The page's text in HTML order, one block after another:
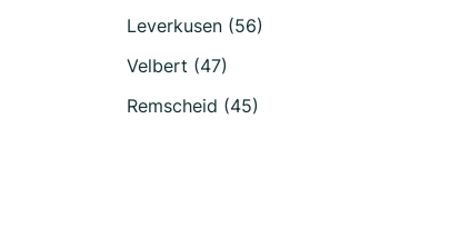
Leverkusen (56)
Velbert (47)
Remscheid (45)